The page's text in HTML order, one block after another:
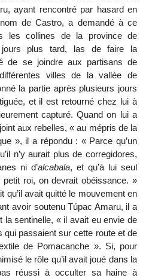
ayant rencontré par hasard en
de Castro, a demandé à ce
les collines de la province de
jours plus tard, las de faire la
de se joindre aux partisans de
villes de la vallée de
la partie après plusieurs jours
et il est retourné chez lui à
capturé. Quand on lui a
aux rebelles, « au mépris de la
», il a répondu : « Parce qu’un
n’y aurait plus de corregidores,
ni d’alcabala, et qu’à lui seul
roi, on devrait obéissance. »
qu’il avait quitté le mouvement en
avoir soutenu Túpac Amaru, il a
la sentinelle, « il avait eu envie de
passaient sur cette route et de
de Pomacanche ». Si, pour
le rôle qu’il avait joué dans la
réussi à occulter sa haine à